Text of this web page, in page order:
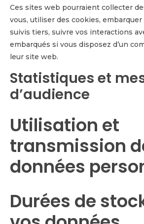
Ces sites web pourraient collecter
vous, utiliser des cookies,
suivis tiers, suivre vos interactions
embarqués si vous disposez d’un
leur site web.
Statistiques et
d’audience
Utilisation et
transmission
données
Durées de